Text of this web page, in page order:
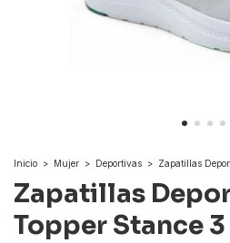
Inicio > Mujer > Deportivas > Zapatillas
Zapatillas
Topper Stance